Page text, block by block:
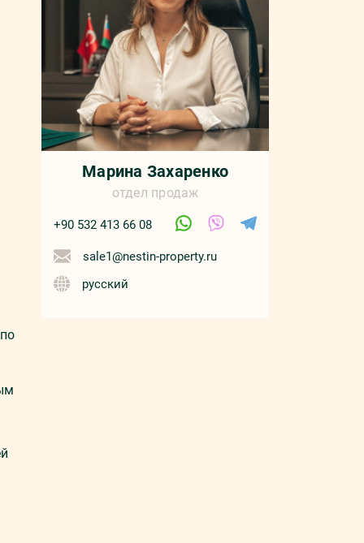
Марина Захаренко
отдел продаж
+90 532 413 66 08
sale1@nestin-property.ru
русский